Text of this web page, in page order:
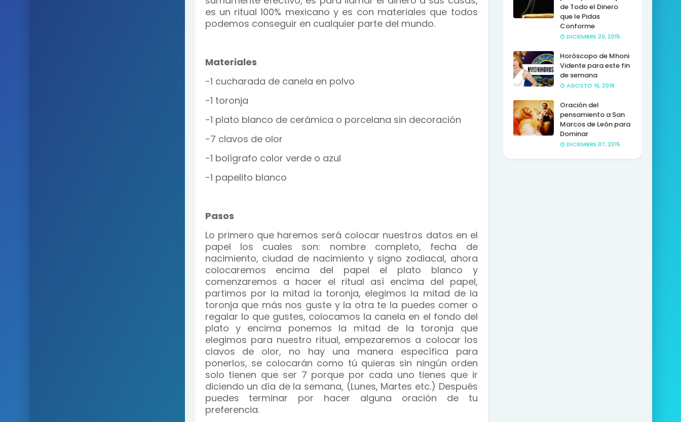
es un ritual 100% mexicano y es con materiales que todos
podemos conseguir en cualquier parte del mundo.
Materiales
-1 cucharada de canela en polvo
-1 toronja
-1 plato blanco de cerámica o porcelana sin decoración
-7 clavos de olor
-1 bolígrafo color verde o azul
-1 papelito blanco
Pasos
Lo primero que haremos será colocar nuestros datos en el
papel los cuales son: nombre completo, fecha de
nacimiento, ciudad de nacimiento y signo zodiacal, ahora
colocaremos encima del papel el plato blanco y
comenzaremos a hacer el ritual así encima del papel,
partimos por la mitad la toronja, elegimos la mitad de la
toronja que más nos guste y la otra te la puedes comer o
regalar lo que gustes, colocamos la canela en el fondo del
plato y encima ponemos la mitad de la toronja que
elegimos para nuestro ritual, empezaremos a colocar los
clavos de olor, no hay una manera específica para
ponerlos, se colocarán como tú quieras sin ningún orden
solo tienen que ser 7 porque por cada uno tienes que ir
diciendo un día de la semana, (Lunes, Martes etc.) Después
puedes terminar por hacer alguna oración de tu
preferencia.
de Todo el Dinero
que le Pidas
Conforme
DICIEMBRE 20, 2015
Horóscopo de Mhoni
Vidente para este fin
de semana
AGOSTO 16, 2018
Oración del
pensamiento a San
Marcos de León para
Dominar
DICIEMBRE 07, 2015